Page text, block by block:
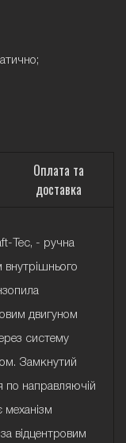
Оплата та
доставка
Tec, - ручна
внутрішнього
двигуном
систему
Замкнутий
по направляючій
механізм
відцентровим